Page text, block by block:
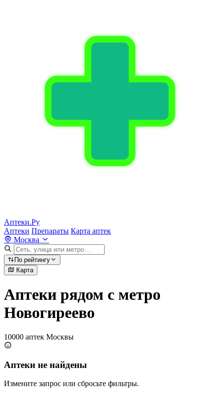
Аптеки.Ру
Аптеки Препараты Карта аптек
Москва
По рейтингу
Карта
Аптеки рядом с метро
Новогиреево
10000 аптек Москвы
Аптеки не найдены
Измените запрос или сбросьте фильтры.